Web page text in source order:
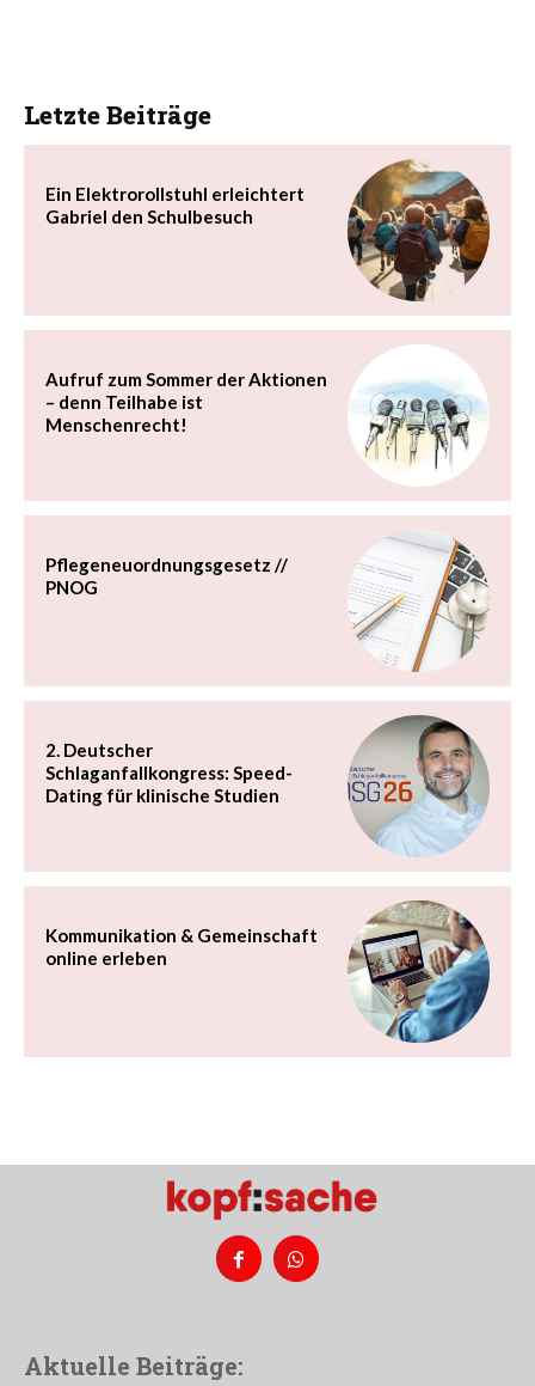
Letzte Beiträge
Ein Elektrorollstuhl erleichtert
Gabriel den Schulbesuch
Aufruf zum Sommer der Aktionen
– denn Teilhabe ist
Menschenrecht!
Pflegeneuordnungsgesetz //
PNOG
2. Deutscher
Schlaganfallkongress: Speed-
Dating für klinische Studien
Kommunikation & Gemeinschaft
online erleben
Aktuelle Beiträge: